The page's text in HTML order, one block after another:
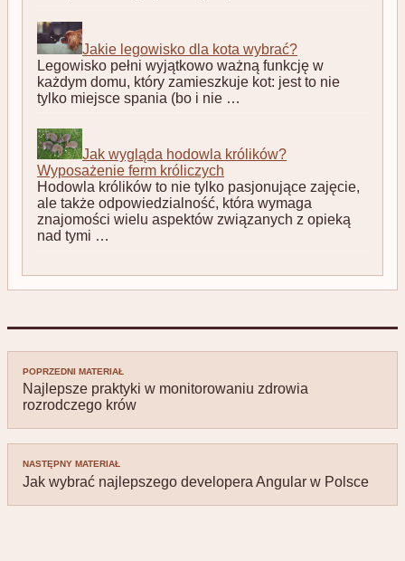
Jakie legowisko dla kota wybrać?
Legowisko pełni wyjątkowo ważną funkcję w
każdym domu, który zamieszkuje kot: jest to nie
tylko miejsce spania (bo i nie …
Jak wygląda hodowla królików?
Wyposażenie ferm króliczych
Hodowla królików to nie tylko pasjonujące zajęcie,
ale także odpowiedzialność, która wymaga
znajomości wielu aspektów związanych z opieką
nad tymi …
Nawigacja
wpisu
POPRZEDNI MATERIAŁ
Najlepsze praktyki w monitorowaniu zdrowia
rozrodczego krów
NASTĘPNY MATERIAŁ
Jak wybrać najlepszego developera Angular w Polsce